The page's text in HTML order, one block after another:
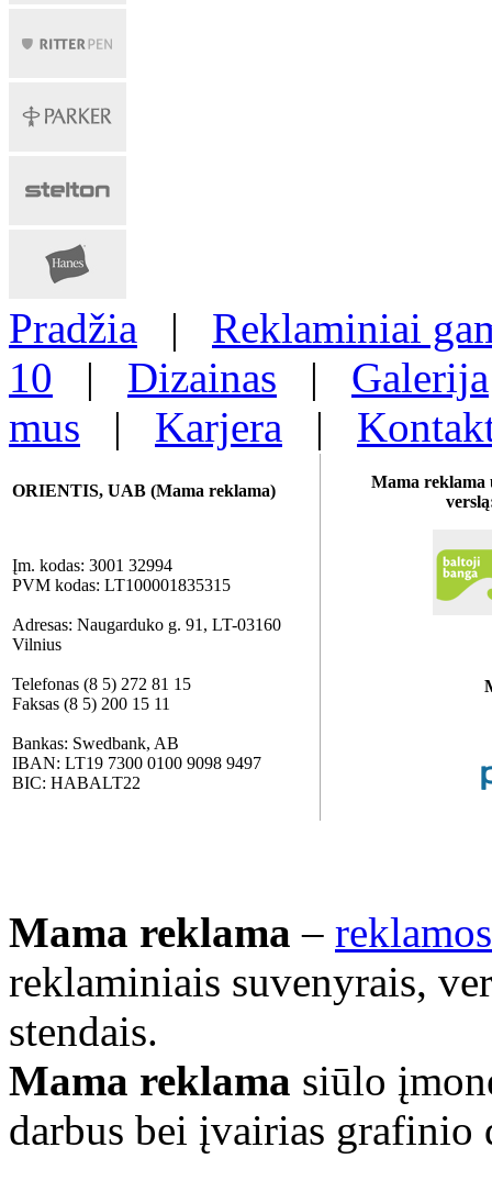
Pradžia | Reklaminiai
10 | Dizainas | Galerija
mus | Karjera |
ORIENTIS, UAB (Mama reklama)
Įm. kodas: 3001 32994
PVM kodas: LT100001835315
Adresas: Naugarduko g. 91, LT-03160
Vilnius
Telefonas (8 5) 272 81 15
Faksas (8 5) 200 15 11
Bankas: Swedbank, AB
IBAN: LT19 7300 0100 9098 9497
BIC: HABALT22
Mama reklama
Mama reklama –
reklaminiais suvenyrais,
stendais.
Mama reklama siūlo
darbus bei įvairias grafinio